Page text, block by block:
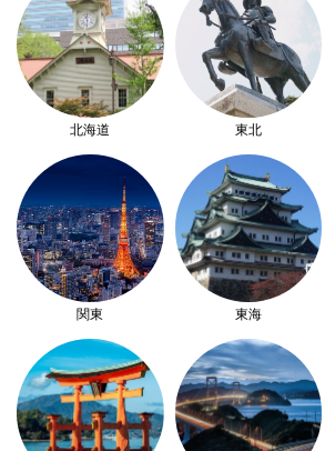
北海道 東北
関東 東海